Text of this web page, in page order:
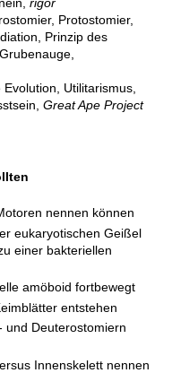
rigor
Protostomier,
Prinzip des
Utilitarismus,
Great Ape Project
nennen können
eukaryotischen Geißel
einer bakteriellen
amöboid fortbewegt
entstehen
und Deuterostomiern
Innenskelett nennen